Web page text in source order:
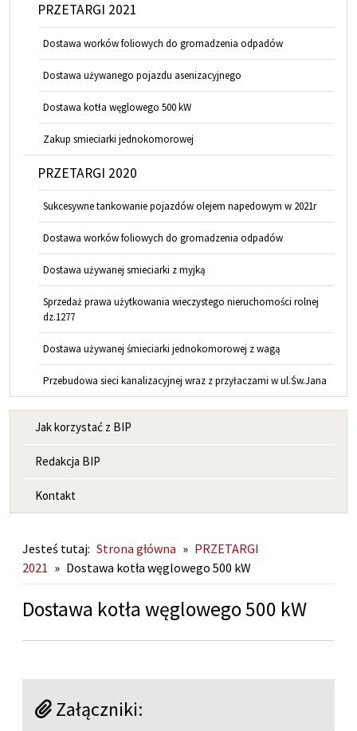
PRZETARGI 2021
Dostawa worków foliowych do gromadzenia odpadów
Dostawa używanego pojazdu asenizacyjnego
Dostawa kotła węglowego 500 kW
Zakup smieciarki jednokomorowej
PRZETARGI 2020
Sukcesywne tankowanie pojazdów olejem napedowym w 2021r
Dostawa worków foliowych do gromadzenia odpadów
Dostawa używanej smieciarki z myjką
Sprzedaż prawa użytkowania wieczystego nieruchomości rolnej
dz.1277
Dostawa używanej śmieciarki jednokomorowej z wagą
Przebudowa sieci kanalizacyjnej wraz z przyłaczami w ul.Św.Jana
MENU INFORMACYJNE
Jak korzystać z BIP
Redakcja BIP
Kontakt
Jesteś tutaj: Strona główna » PRZETARGI
2021 » Dostawa kotła węglowego 500 kW
Dostawa kotła węglowego 500 kW
Załączniki: